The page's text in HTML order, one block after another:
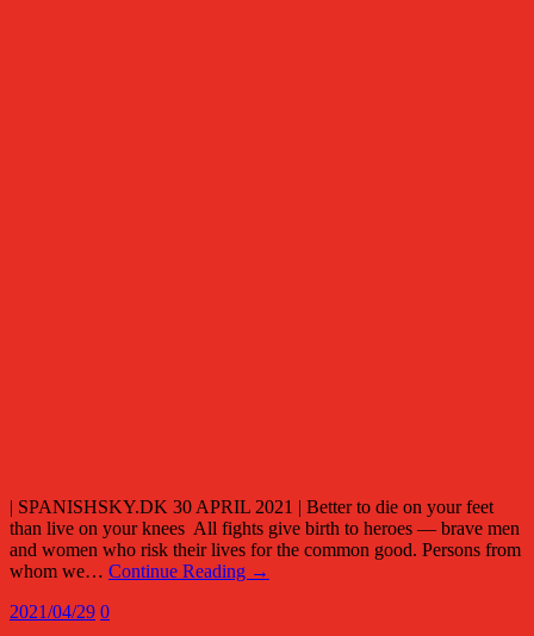
| SPANISHSKY.DK 30 APRIL 2021 | Better to die on your feet
than live on your knees All fights give birth to heroes — brave men
and women who risk their lives for the common good. Persons from
whom we… Continue Reading →
2021/04/29 0